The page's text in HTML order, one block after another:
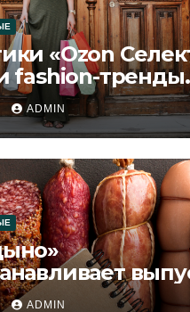
«Ozon
fashion-тренды
ADMIN
ADMIN